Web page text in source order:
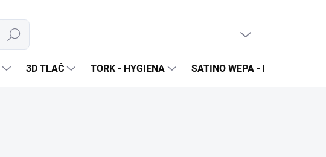
Hľadať
3D TLAČ TORK - HYGIENA SATINO WEPA - NÁPLNE A